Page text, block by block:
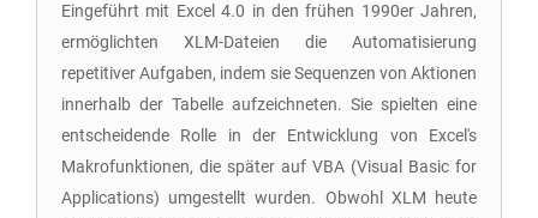
Eingeführt mit Excel 4.0 in den frühen 1990er Jahren,
ermöglichten XLM-Dateien die Automatisierung
repetitiver Aufgaben, indem sie Sequenzen von Aktionen
innerhalb der Tabelle aufzeichneten. Sie spielten eine
entscheidende Rolle in der Entwicklung von Excel's
Makrofunktionen, die später auf VBA (Visual Basic for
Applications) umgestellt wurden. Obwohl XLM heute